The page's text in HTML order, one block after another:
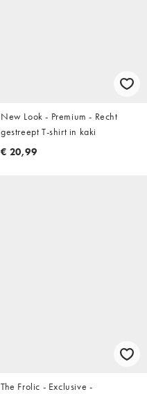
New Look - Premium - Recht
gestreept T-shirt in kaki
€ 20,99
The Frolic - Exclusive -